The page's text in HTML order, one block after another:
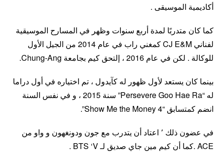
أكاديمية الموسيقى .
كما كان متدربًا لمدة أربع سنوات وظهر في المسارح الموسيقية
لفناني CJ E&M كمغني راب في عام 2014 من الجيل الأول
للوكالة . لكن في عام 2016 ، إلتحق كيم بجامعة Chung-Ang.
بينما كان يستعد لأول ظهور له كآيدول ، تم اختياره في أول دراما
له “Persevere Goo Hae Ra” سنة 2015 ، و في نفس السنة
انضم كمتسابق “Show Me the Money 4”.
في عضون ذلك ٬ اعتاد أن يتدرب مع جون ودونغهون و واو من
ACE .كما أن كيم مين جاي صديق لـ BTS ‘V .